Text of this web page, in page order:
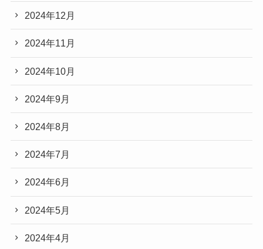
2024年12月
2024年11月
2024年10月
2024年9月
2024年8月
2024年7月
2024年6月
2024年5月
2024年4月